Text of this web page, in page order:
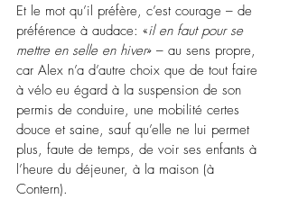
Et le mot qu’il préfère, c’est courage – de
préférence à audace: «il en faut pour se
mettre en selle en hiver» – au sens propre,
car Alex n’a d’autre choix que de tout faire
à vélo eu égard à la suspension de son
permis de conduire, une mobilité certes
douce et saine, sauf qu’elle ne lui permet
plus, faute de temps, de voir ses enfants à
l’heure du déjeuner, à la maison (à
Contern).